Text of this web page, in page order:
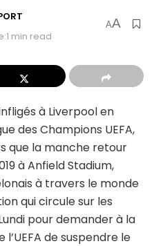
min read
AA
à Liverpool en
des Champions UEFA,
que la manche retour
à Anfield Stadium,
à travers le monde
qui circule sur les
pour demander à la
de suspendre le